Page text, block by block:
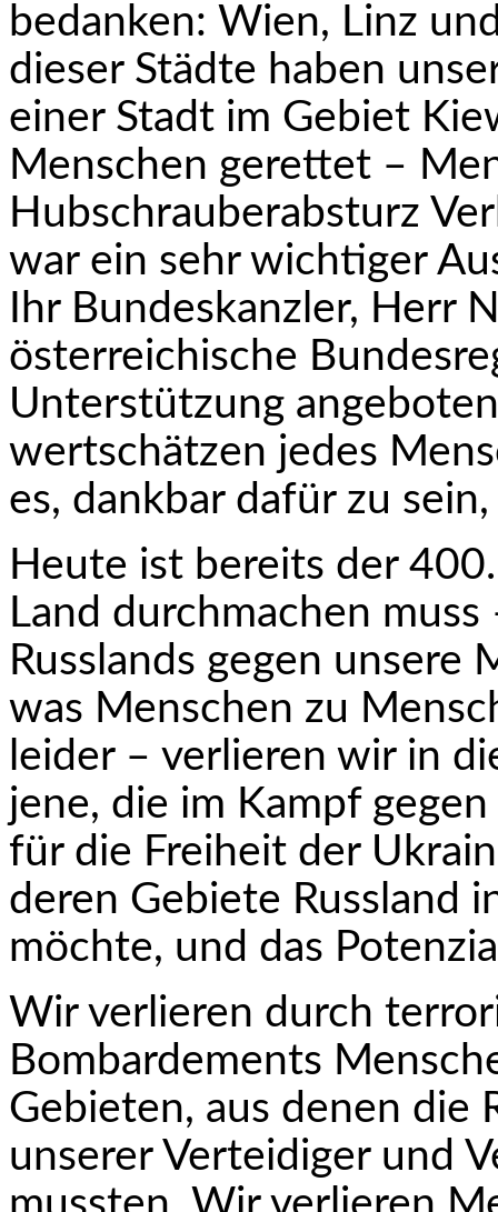
bedanken: Wien, Linz
dieser Städte haben
einer Stadt im Gebiet
Menschen gerettet –
Hubschrauberabsturz
war ein sehr wichtiger
Ihr Bundeskanzler, Herr
österreichische
Unterstützung
wertschätzen jedes
es, dankbar dafür zu
Heute ist bereits der
Land durchmachen
Russlands gegen unsere
was Menschen zu
leider – verlieren wir in
jene, die im Kampf
für die Freiheit der
deren Gebiete Russland
möchte, und das
Wir verlieren durch
Bombardements
Gebieten, aus denen die
unserer Verteidiger und